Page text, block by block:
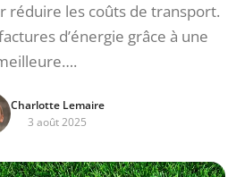
réduire les coûts de transport.
d’énergie grâce à une
Charlotte Lemaire
3 août 2025